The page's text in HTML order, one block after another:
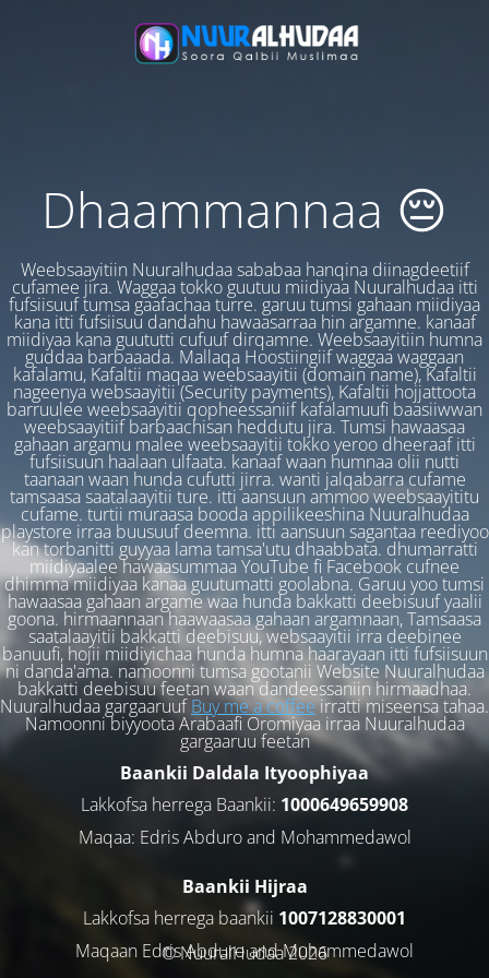
Dhaammannaa 😔
Weebsaayitiin Nuuralhudaa sababaa hanqina diinagdeetiif
cufamee jira. Waggaa tokko guutuu miidiyaa Nuuralhudaa itti
fufsiisuuf tumsa gaafachaa turre. garuu tumsi gahaan miidiyaa
kana itti fufsiisuu dandahu hawaasarraa hin argamne. kanaaf
miidiyaa kana guututti cufuuf dirqamne. Weebsaayitiin humna
guddaa barbaaada. Mallaqa Hoostiingiif waggaa waggaan
kafalamu, Kafaltii maqaa weebsaayitii (domain name), Kafaltii
nageenya websaayitii (Security payments), Kafaltii hojjattoota
barruulee weebsaayitii qopheessaniif kafalamuufi baasiiwwan
weebsaayitiif barbaachisan heddutu jira. Tumsi hawaasaa
gahaan argamu malee weebsaayitii tokko yeroo dheeraaf itti
fufsiisuun haalaan ulfaata. kanaaf waan humnaa olii nutti
taanaan waan hunda cufutti jirra. wanti jalqabarra cufame
tamsaasa saatalaayitii ture. itti aansuun ammoo weebsaayititu
cufame. turtii muraasa booda appilikeeshina Nuuralhudaa
playstore irraa buusuuf deemna. itti aansuun sagantaa reediyoo
kan torbanitti guyyaa lama tamsa'utu dhaabbata. dhumarratti
miidiyaalee hawaasummaa YouTube fi Facebook cufnee
dhimma miidiyaa kanaa guutumatti goolabna. Garuu yoo tumsi
hawaasaa gahaan argame waa hunda bakkatti deebisuuf yaalii
goona. hirmaannaan haawaasaa gahaan argamnaan, Tamsaasa
saatalaayitii bakkatti deebisuu, websaayitii irra deebinee
banuufi, hojii miidiyichaa hunda humna haarayaan itti fufsiisuun
ni danda'ama. namoonni tumsa gootanii Website Nuuralhudaa
bakkatti deebisuu feetan waan dandeessaniin hirmaadhaa.
Nuuralhudaa gargaaruufBuy me a coffeeirratti miseensa tahaa.
Namoonni biyyoota Arabaafi Oromiyaa irraa Nuuralhudaa
gargaaruu feetan
Baankii Daldala Ityoophiyaa
Lakkofsa herrega Baankii: 1000649659908
Maqaa: Edris Abduro and Mohammedawol
Baankii Hijraa
Lakkofsa herrega baankii 1007128830001
Maqaan Edris Abduro and Muhammedawol
© NuuralHudaa 2026